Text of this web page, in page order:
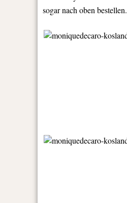
sogar nach oben bestellen.